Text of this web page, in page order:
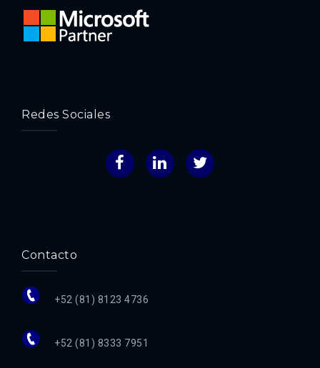
Redes Sociales
FacebookLinkedInTwitter
Contacto
+52 (81) 8123 4736
+52 (81) 8333 7951